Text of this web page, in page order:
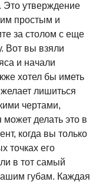
Это утверждение
простым и
за столом с еще
Вот вы взяли
и начали
хотел бы иметь
лишиться
чертами,
может делать это в
когда вы только
точках его
в тот самый
губам. Каждая